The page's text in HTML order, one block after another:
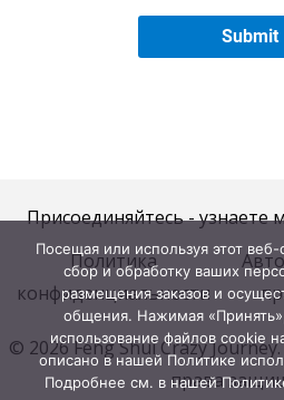
Присоединяйтесь - узнаете
Политика
конфиденциальности
© 2026 Feng Shui Crazy
права
Посещая или используя этот
сбор и обработку ваших
размещения заказов и
общения. Нажимая
использование файлов cookie
описано в нашей Политике
Подробнее см. в нашей